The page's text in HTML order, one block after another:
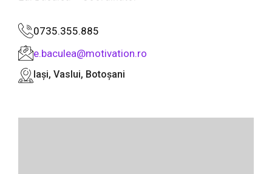
0735.355.885
e.baculea@motivation.ro
Iași, Vaslui, Botoșani